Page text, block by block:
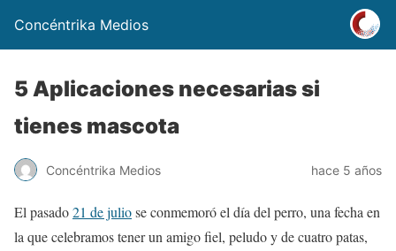
Concéntrika Medios
5 Aplicaciones necesarias si
tienes mascota
Concéntrika Medios hace 5 años
El pasado21 de juliose conmemoró el día del perro, una fecha en
la que celebramos tener un amigo fiel, peludo y de cuatro patas,